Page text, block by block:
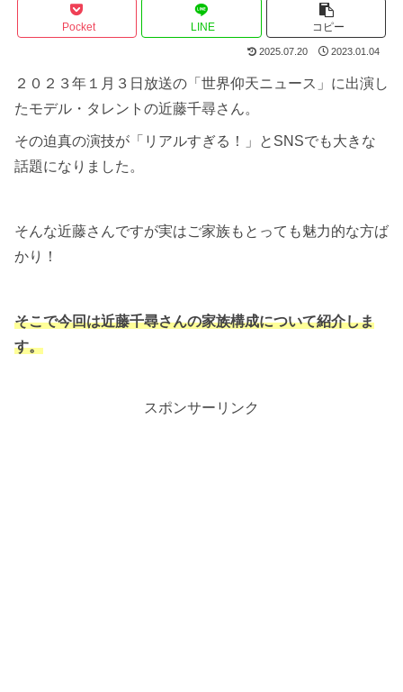
Pocket LINE コピー
2025.07.20 2023.01.04
２０２３年１月３日放送の「世界仰天ニュース」に出演し
たモデル・タレントの近藤千尋さん。
その迫真の演技が「リアルすぎる！」とSNSでも大きな
話題になりました。
そんな近藤さんですが実はご家族もとっても魅力的な方ば
かり！
そこで今回は近藤千尋さんの家族構成について紹介しま
す。
スポンサーリンク